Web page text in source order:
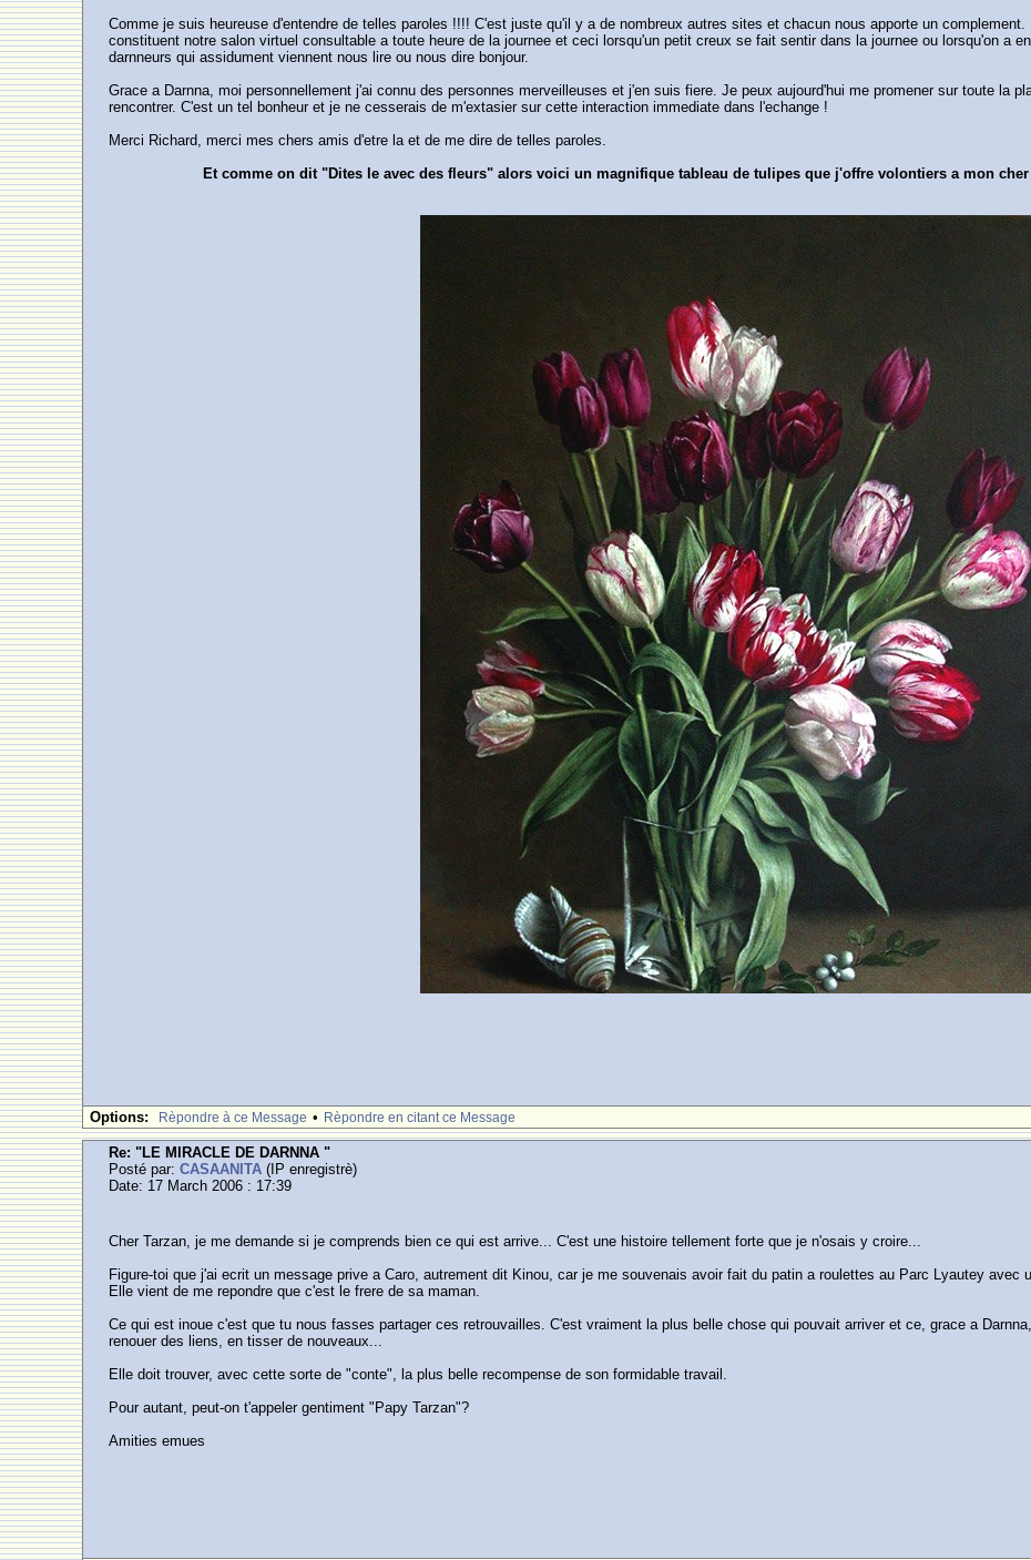
Comme je suis heureuse d'entendre de telles paroles !!!! C'est juste qu'il y a de nombreux autres sites et chacun nous apporte un
constituent notre salon virtuel consultable a toute heure de la journee et ceci lorsqu'un petit creux se fait sentir dans la journee ou lorsqu'on a
darnneurs qui assidument viennent nous lire ou nous dire bonjour.
Grace a Darnna, moi personnellement j'ai connu des personnes merveilleuses et j'en suis fiere. Je peux aujourd'hui me promener sur toute la
rencontrer. C'est un tel bonheur et je ne cesserais de m'extasier sur cette interaction immediate dans l'echange !
Merci Richard, merci mes chers amis d'etre la et de me dire de telles paroles.
Et comme on dit "Dites le avec des fleurs" alors voici un magnifique tableau de tulipes que j'offre volontiers a mon
Options: Rèpondre à ce Message • Rèpondre en citant ce Message
Re: "LE MIRACLE DE DARNNA "
Posté par:CASAANITA (IP enregistrè)
Date: 17 March 2006 : 17:39
Cher Tarzan, je me demande si je comprends bien ce qui est arrive... C'est une histoire tellement forte que je n'osais y croire...
Figure-toi que j'ai ecrit un message prive a Caro, autrement dit Kinou, car je me souvenais avoir fait du patin a roulettes au Parc Lyautey avec
Elle vient de me repondre que c'est le frere de sa maman.
Ce qui est inoue c'est que tu nous fasses partager ces retrouvailles. C'est vraiment la plus belle chose qui pouvait arriver et ce, grace a
renouer des liens, en tisser de nouveaux...
Elle doit trouver, avec cette sorte de "conte", la plus belle recompense de son formidable travail.
Pour autant, peut-on t'appeler gentiment "Papy Tarzan"?
Amities emues